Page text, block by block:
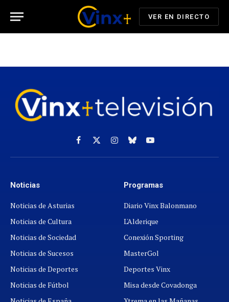
VER EN DIRECTO
Facebook
X
(Twitter)
Instagram
Cielo
azul
YouTube
Noticias
Noticias de Asturias
Noticias de Cultura
Noticias de Sociedad
Noticias de Sucesos
Noticias de Deportes
Noticias de Fútbol
Programas
Diario Vinx Balonmano
L'Alderique
Conexión Sporting
MasterGol
Deportes Vinx
Misa desde Covadonga